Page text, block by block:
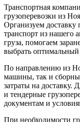
Транспортная
грузоперевозки из
Организуем
транспорт из нашего
груза, помогаем
выбрать
По направлению из
машины, так и
затраты на доставку.
и тендерные
документам и
При необходимости